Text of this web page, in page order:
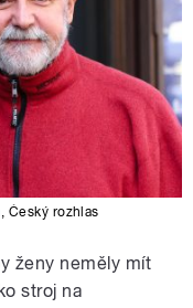
, Český rozhlas
ženy neměly mít
stroj na